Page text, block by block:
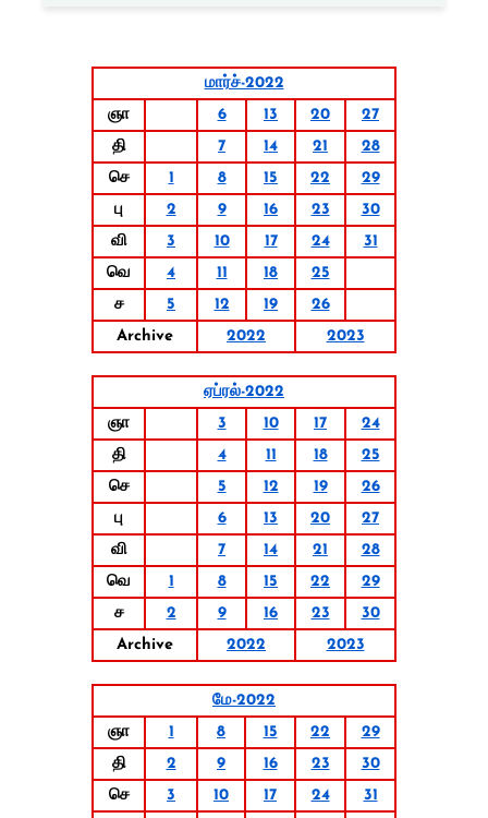
மார்ச்-2022
ஞா
6 13 20
27
தி
7 14 21
28
செ
1 8 15 22
29
பு
2 9 16 23
30
வி
3 10 17 24
31
வெ
4 11 18
25
ச
5 12 19
26
Archive
2022 2023
ஏப்ரல்-2022
ஞா
3 10 17
24
தி
4 11 18
25
செ
5 12 19
26
பு
6 13 20
27
வி
7 14 21
28
வெ
1 8 15 22
29
ச
2 9 16 23
30
Archive
2022 2023
மே-2022
ஞா
1 8 15 22
29
தி
2 9 16 23
30
செ
3 10 17 24
31